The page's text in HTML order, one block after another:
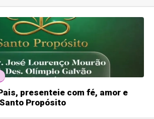
presenteie com fé, amor e
Propósito